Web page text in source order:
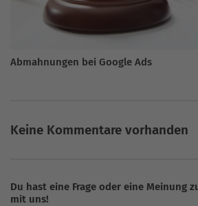
Abmahnungen bei Google Ads
Keine Kommentare vorhanden
Du hast eine Frage oder eine Meinung
mit uns!